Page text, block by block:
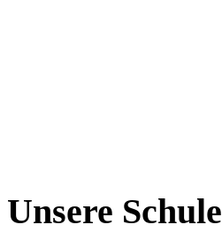
Unsere Schule